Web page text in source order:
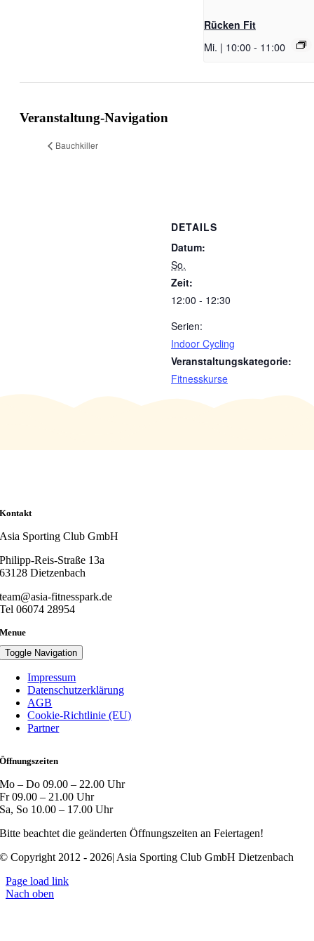
Rücken Fit
Mi. | 10:00- 11:00
Veranstaltung-Navigation
Bauchkiller
DETAILS
Datum:
So.
Zeit:
12:00 - 12:30
Serien:
Indoor Cycling
Veranstaltungskategorie:
Fitnesskurse
Kontakt
Asia Sporting Club GmbH
Philipp-Reis-Straße 13a
63128 Dietzenbach
team@asia-fitnesspark.de
Tel 06074 28954
Menue
Toggle Navigation
Impressum
Datenschutzerklärung
AGB
Cookie-Richtlinie (EU)
Partner
Öffnungszeiten
Mo – Do 09.00 – 22.00 Uhr
Fr 09.00 – 21.00 Uhr
Sa, So 10.00 – 17.00 Uhr
Bitte beachtet die geänderten Öffnungszeiten an Feiertagen!
© Copyright 2012 - 2026| Asia Sporting Club GmbH Dietzenbach
Page load link
Nach oben